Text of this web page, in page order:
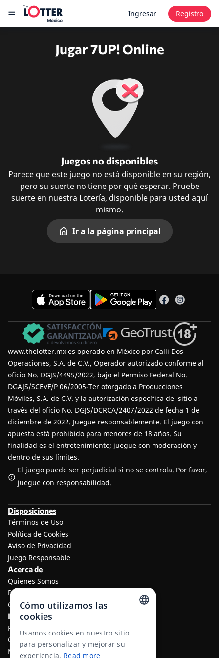
Ingresar Registro
Jugar 7UP! Online
Juegos no disponibles
Parece que este juego no está disponible en su región,
pero su suerte no tiene por qué esperar. Pruebe
suerte en nuestra Lotería, disponible para usted aquí
mismo.
Ir a la página principal
www.thelotter.mx es operado en México por Calli Dos
Operaciones, S.A. de C.V., Operador autorizado conforme al
oficio No. DGJS/4495/2022, bajo el Permiso Federal No.
DGAJS/SCEVF/P 06/2005-Ter otorgado a Producciones
Móviles, S.A. de C.V. y la autorización específica del sitio a
través del oficio No. DGJS/DCRCA/2407/2022 de fecha 1 de
diciembre de 2022. Juegue responsablemente. El juego con
apuesta está prohibido para menores de 18 años. Su
finalidad es el entretenimiento; juegue con moderación y
dentro de sus límites.
El juego puede ser perjudicial si no se controla. Por favor,
juegue con responsabilidad.
Disposiciones
Términos de Uso
Política de Cookies
Aviso de Privacidad
Juego Responsable
Acerca de
Quiénes Somos
Programa de afiliados a TheLotter
Contáctenos
Información
Resultados de lotería
Centro de ayuda
Métodos de Pago
RUSSIAN
Cómo utilizamos las
cookies
Usamos cookies en nuestro sitio
para personalizar y mejorar su
experiencia. Read more